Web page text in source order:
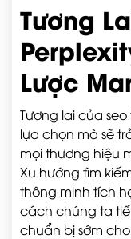
Tương
Lược
Tương lai của
lựa chọn mà sẽ
mọi thương hiệu
Xu hướng tìm
thông minh tích
cách chúng ta
chuẩn bị sớm